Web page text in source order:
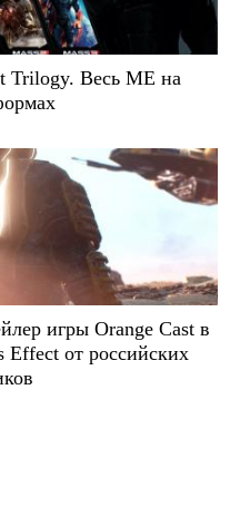
Trilogy. Весь ME на
игры Orange Cast в
Effect от российских